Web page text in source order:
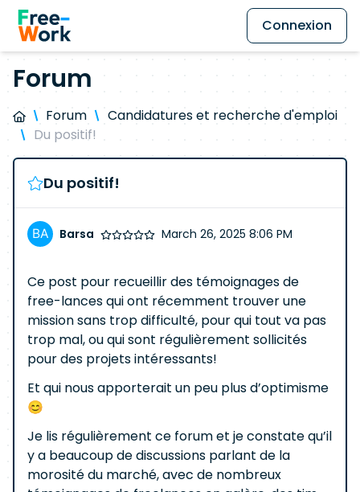
Connexion
Forum
Forum
Candidatures et recherche d'emploi
Du positif!
Du positif!
Barsa March 26, 2025 8:06 PM
Ce post pour recueillir des témoignages de
free-lances qui ont récemment trouver une
mission sans trop difficulté, pour qui tout va pas
trop mal, ou qui sont régulièrement sollicités
pour des projets intéressants!
Et qui nous apporterait un peu plus d’optimisme
😊
Je lis régulièrement ce forum et je constate qu’il
y a beaucoup de discussions parlant de la
morosité du marché, avec de nombreux